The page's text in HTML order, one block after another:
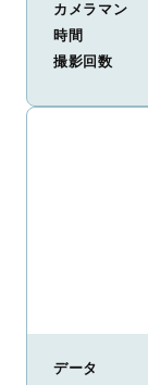
カメラマン
時間
撮影回数
データ